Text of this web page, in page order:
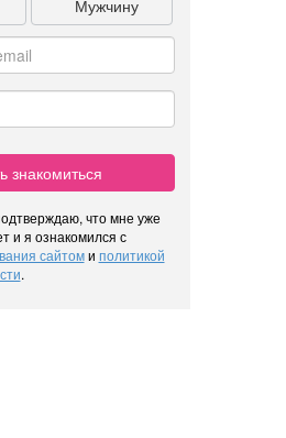
Мужчину
знакомиться
что мне уже
и я ознакомился с
сайтоми политикой
.